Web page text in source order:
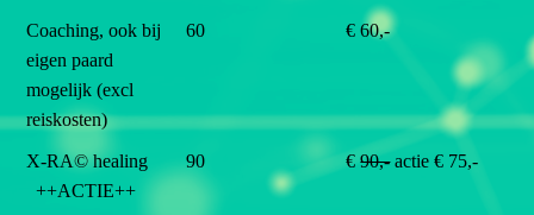
Coaching, ook bij
eigen paard
mogelijk (excl
reiskosten)
60 € 60,-
X-RA© healing
++ACTIE++
90 €90,-actie € 75,-